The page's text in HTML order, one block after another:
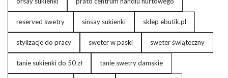
reserved swetry sinsay sukienki sklep ebutik.pl
stylizacje do pracy sweter w paski sweter świąteczny
tanie sukienki do 50 zł tanie swetry damskie